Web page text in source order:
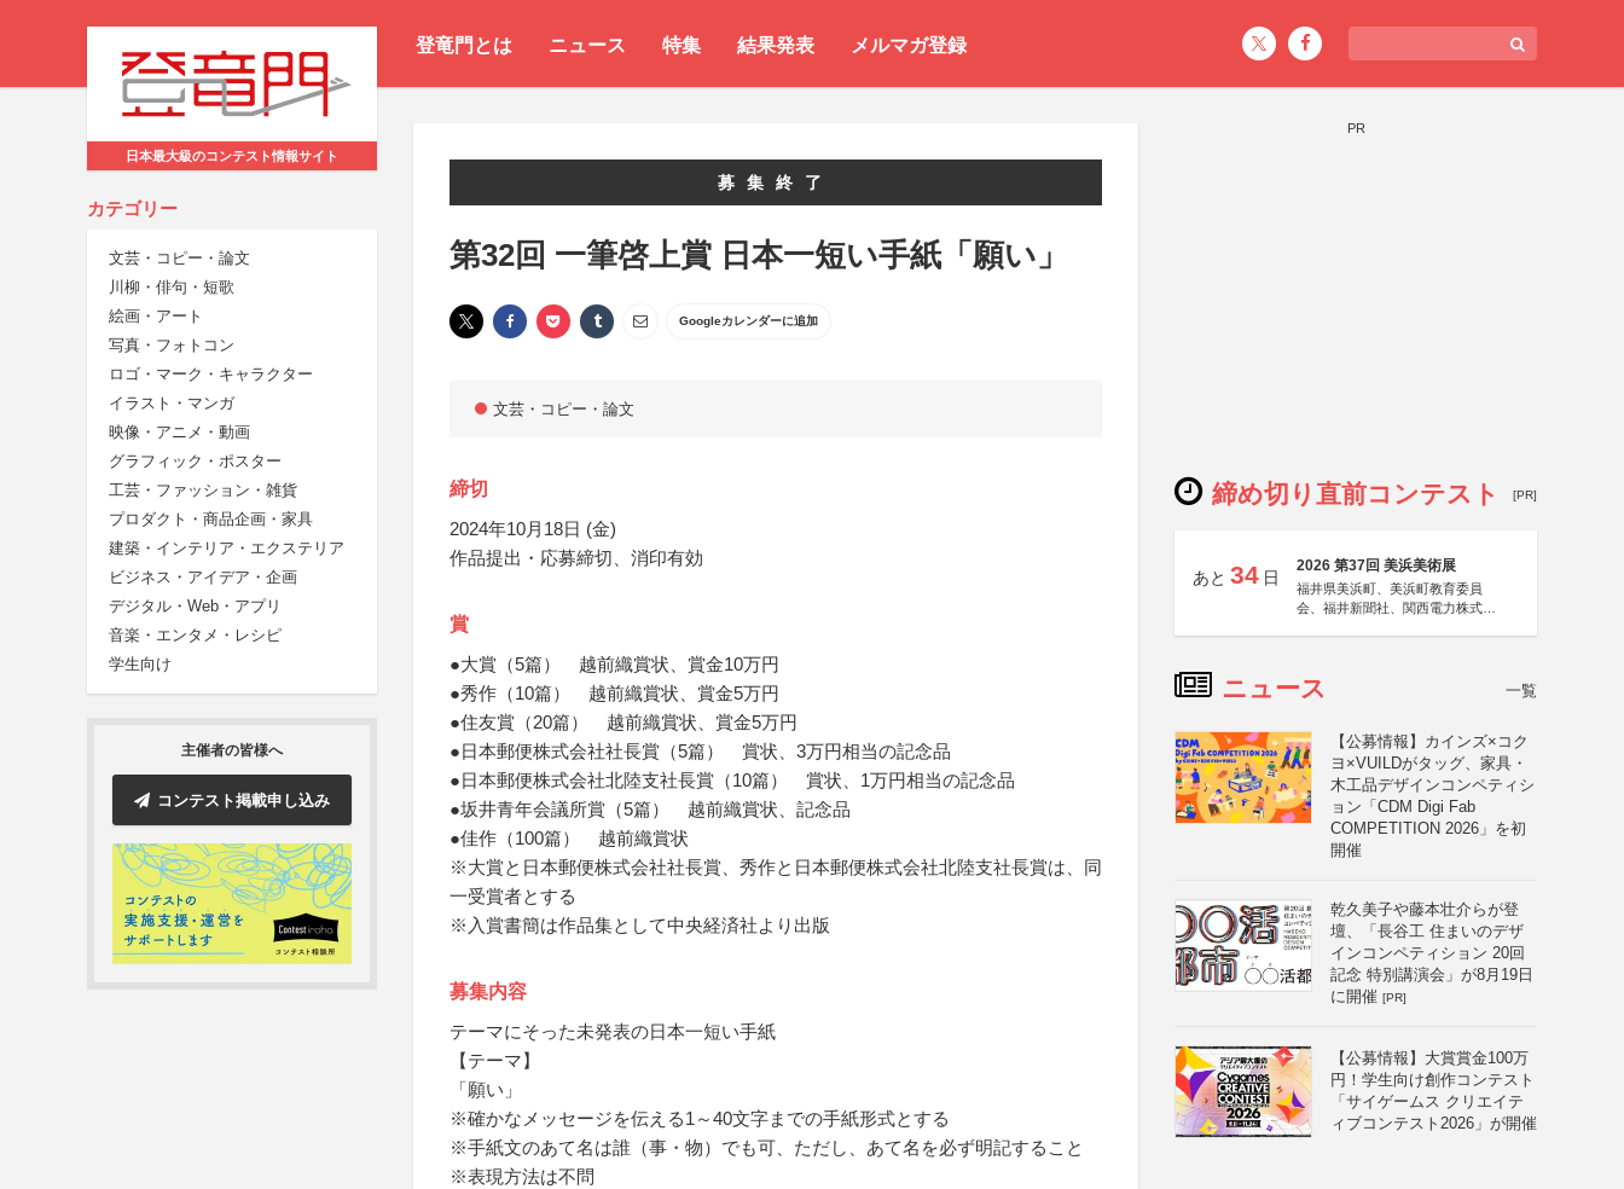
登竜門とは ニュース 特集 結果発表 メルマガ登録
日本最大級のコンテスト情報サイト
カテゴリー
文芸・コピー・論文
川柳・俳句・短歌
絵画・アート
写真・フォトコン
ロゴ・マーク・キャラクター
イラスト・マンガ
映像・アニメ・動画
グラフィック・ポスター
工芸・ファッション・雑貨
プロダクト・商品企画・家具
建築・インテリア・エクステリア
ビジネス・アイデア・企画
デジタル・Web・アプリ
音楽・エンタメ・レシピ
学生向け
主催者の皆様へ
コンテスト掲載申し込み
募集終了
第32回 一筆啓上賞 日本一短い手紙「願い」
Googleカレンダーに追加
文芸・コピー・論文
締切
2024年10月18日 (金)
作品提出・応募締切、消印有効
賞
●大賞（5篇） 越前織賞状、賞金10万円
●秀作（10篇） 越前織賞状、賞金5万円
●住友賞（20篇） 越前織賞状、賞金5万円
●日本郵便株式会社社長賞（5篇） 賞状、3万円相当の記念品
●日本郵便株式会社北陸支社長賞（10篇） 賞状、1万円相当の記念品
●坂井青年会議所賞（5篇） 越前織賞状、記念品
●佳作（100篇） 越前織賞状
※大賞と日本郵便株式会社社長賞、秀作と日本郵便株式会社北陸支社長賞は、同
一受賞者とする
※入賞書簡は作品集として中央経済社より出版
募集内容
テーマにそった未発表の日本一短い手紙
【テーマ】
「願い」
※確かなメッセージを伝える1～40文字までの手紙形式とする
※手紙文のあて名は誰（事・物）でも可、ただし、あて名を必ず明記すること
※表現方法は不問
PR
締め切り直前コンテスト [PR]
あと 34 日
2026 第37回 美浜美術展
福井県美浜町、美浜町教育委員
会、福井新聞社、関西電力株式会
ニュース 一覧
【公募情報】カインズ×コク
ヨ×VUILDがタッグ、家具・
木工品デザインコンペティシ
ョン「CDM Digi Fab
COMPETITION 2026」を初
開催
乾久美子や藤本壮介らが登
壇、「長谷工 住まいのデザ
インコンペティション 20回
記念 特別講演会」が8月19日
に開催 [PR]
【公募情報】大賞賞金100万
円！学生向け創作コンテスト
「サイゲームス クリエイテ
ィブコンテスト2026」が開催